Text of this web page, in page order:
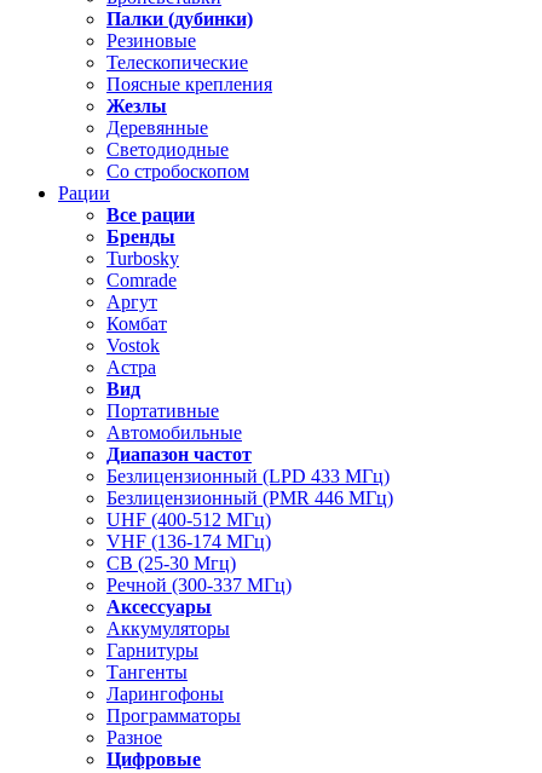
Палки (дубинки)
Резиновые
Телескопические
Поясные крепления
Жезлы
Деревянные
Светодиодные
Со стробоскопом
Рации
Все рации
Бренды
Turbosky
Comrade
Аргут
Комбат
Vostok
Астра
Вид
Портативные
Автомобильные
Диапазон частот
Безлицензионный (LPD 433 МГц)
Безлицензионный (PMR 446 МГц)
UHF (400-512 МГц)
VHF (136-174 МГц)
CB (25-30 Мгц)
Речной (300-337 МГц)
Аксессуары
Аккумуляторы
Гарнитуры
Тангенты
Ларингофоны
Программаторы
Разное
Цифровые